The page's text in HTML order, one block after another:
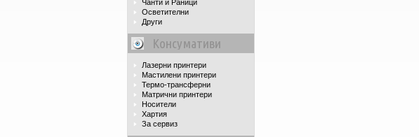
Чанти и Раници
Осветителни
Други
Консумативи
Лазерни принтери
Мастилени принтери
Термо-трансферни
Матрични принтери
Носители
Хартия
За сервиз